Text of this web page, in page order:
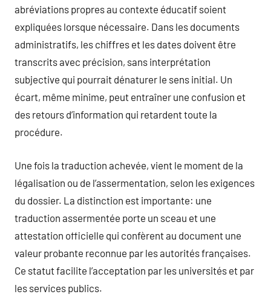
abréviations propres au contexte éducatif soient
expliquées lorsque nécessaire. Dans les documents
administratifs, les chiffres et les dates doivent être
transcrits avec précision, sans interprétation
subjective qui pourrait dénaturer le sens initial. Un
écart, même minime, peut entraîner une confusion et
des retours d’information qui retardent toute la
procédure.
Une fois la traduction achevée, vient le moment de la
légalisation ou de l’assermentation, selon les exigences
du dossier. La distinction est importante: une
traduction assermentée porte un sceau et une
attestation officielle qui confèrent au document une
valeur probante reconnue par les autorités françaises.
Ce statut facilite l’acceptation par les universités et par
les services publics.